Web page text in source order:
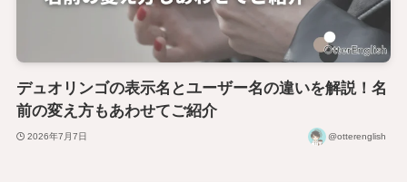
デュオリンゴの表示名とユーザー名の違いを解説！名
前の変え方もあわせてご紹介
2026年7月7日 @otterenglish